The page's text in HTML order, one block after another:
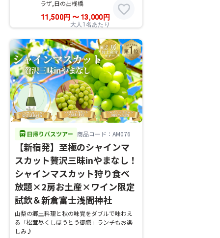
ラザ,日の出桟橋
11,500円 〜13,000 円
大人1名あたり
favorite
directions_bus 日帰りバスツアー 商品コード：AM076
【新宿発】至極のシャインマ
スカット贅沢三昧inやまなし！
シャインマスカット狩り食べ
放題×2房お土産×ワイン限定
試飲＆新倉富士浅間神社
山梨の郷土料理と秋の味覚をダブルで味わえ
る「松茸尽くしほうとう御膳」ランチもお楽
しみ♪